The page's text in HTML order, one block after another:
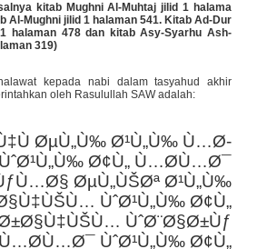
kitab Mughni Al-Muhtaj jilid 1 halama
Al-Mughni jilid 1 halaman 541. Kitab Ad-Dur
halaman 478 dan kitab Asy-Syarhu Ash-
319)
kepada nabi dalam tasyahud akhir
oleh Rasulullah SAW adalah:
ØµÙ„Ù‰ Ø¹Ù„Ù‰ Ù…Ø­
Ø¢Ù„ Ù…Ø­Ù…Ø¯
ØµÙ„ÙŠØª Ø¹Ù„Ù‰
ÙˆØ¹Ù„Ù‰ Ø¢Ù„
ÙˆØ¨Ø§Ø±Ùƒ
ÙˆØ¹Ù„Ù‰ Ø¢Ù„